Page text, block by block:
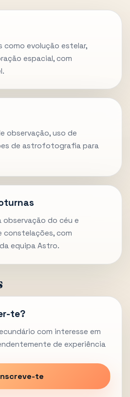
como evolução estelar,
espacial, com
observação, uso de
de astrofotografia para
do céu e
constelações, com
equipa Astro.
te?
com interesse em
de experiência
te